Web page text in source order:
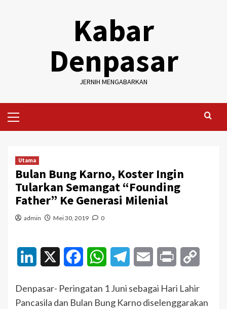
Kabar
Denpasar
JERNIH MENGABARKAN
Menu
Utama
Bulan Bung Karno, Koster Ingin
Tularkan Semangat “Founding
Father” Ke Generasi Milenial
admin Mei 30, 2019 0
LinkedIn FacebookWhatsAppTelegramEmail Print
Denpasar- Peringatan 1 Juni sebagai Hari Lahir
Pancasila dan Bulan Bung Karno diselenggarakan